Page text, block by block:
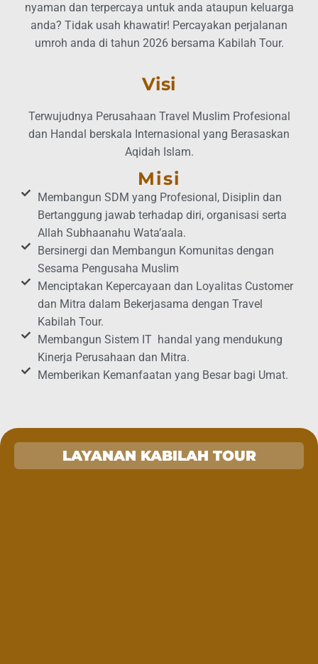
nyaman dan terpercaya untuk anda ataupun keluarga
anda? Tidak usah khawatir! Percayakan perjalanan
umroh anda di tahun 2026 bersama Kabilah Tour.
Visi
Terwujudnya Perusahaan Travel Muslim Profesional
dan Handal berskala Internasional yang Berasaskan
Aqidah Islam.
Misi
Membangun SDM yang Profesional, Disiplin dan
Bertanggung jawab terhadap diri, organisasi serta
Allah Subhaanahu Wata’aala.
Bersinergi dan Membangun Komunitas dengan
Sesama Pengusaha Muslim
Menciptakan Kepercayaan dan Loyalitas Customer
dan Mitra dalam Bekerjasama dengan Travel
Kabilah Tour.
Membangun Sistem IT handal yang mendukung
Kinerja Perusahaan dan Mitra.
Memberikan Kemanfaatan yang Besar bagi Umat.
LAYANAN KABILAH TOUR